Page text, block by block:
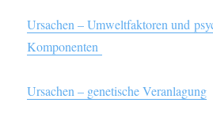
Ursachen – Umweltfaktoren und
Komponenten
Ursachen – genetische Veranlagung